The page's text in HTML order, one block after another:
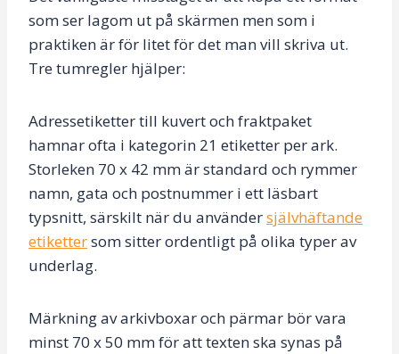
som ser lagom ut på skärmen men som i
praktiken är för litet för det man vill skriva ut.
Tre tumregler hjälper:
Adressetiketter till kuvert och fraktpaket
hamnar ofta i kategorin 21 etiketter per ark.
Storleken 70 x 42 mm är standard och rymmer
namn, gata och postnummer i ett läsbart
typsnitt, särskilt när du användersjälvhäftande
etikettersom sitter ordentligt på olika typer av
underlag.
Märkning av arkivboxar och pärmar bör vara
minst 70 x 50 mm för att texten ska synas på